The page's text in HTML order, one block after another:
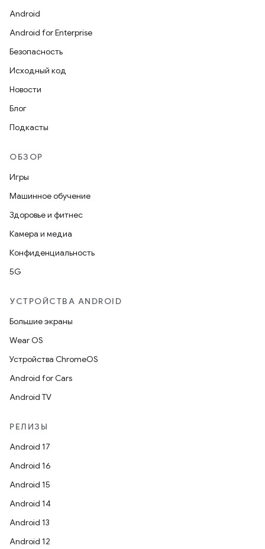
Android
Android for Enterprise
Безопасность
Исходный код
Новости
Блог
Подкасты
ОБЗОР
Игры
Машинное обучение
Здоровье и фитнес
Камера и медиа
Конфиденциальность
5G
УСТРОЙСТВА ANDROID
Большие экраны
Wear OS
Устройства ChromeOS
Android for Cars
Android TV
РЕЛИЗЫ
Android 17
Android 16
Android 15
Android 14
Android 13
Android 12